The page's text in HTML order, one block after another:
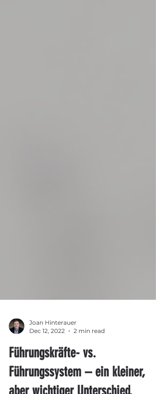
Joan Hinterauer
Dec 12, 2022
Führungskräfte- vs.